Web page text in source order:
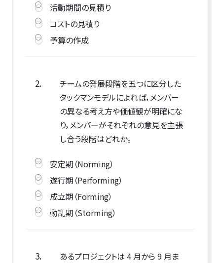
活動期間の見積り
コストの見積り
予算の作成
2.
チームの発展段階を五つに区分した
タックマンモデルによれば，メンバー
の異なる考え方や価値観が明確にな
り，メンバーがそれぞれの意見を主張
し合う段階はどれか。
安定期（Norming）
遂行期（Performing）
成立期（Forming）
動乱期（Storming）
3.
あるプロジェクトは 4 月から 9 月ま